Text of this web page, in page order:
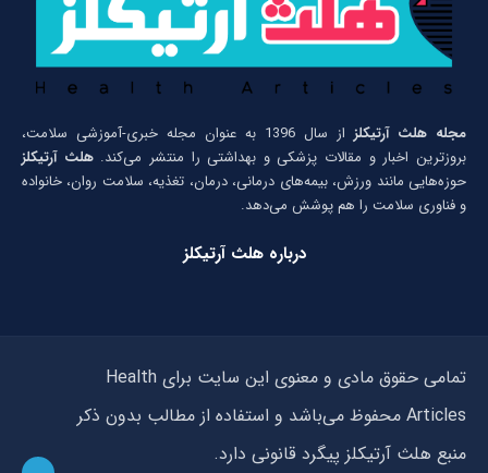
مجله هلث آرتیکلز
از سال 1396 به عنوان مجله خبری-آموزشی سلامت،
بروزترین اخبار و مقالات پزشکی و بهداشتی را منتشر می‌کند.هلث آرتیکلز
حوزه‌هایی مانند ورزش، بیمه‌های درمانی، درمان، تغذیه، سلامت روان، خانواده
و فناوری سلامت را هم پوشش می‌دهد.
درباره هلث آرتیکلز
تمامی حقوق مادی و معنوی این سایت برای Health
Articles محفوظ می‌باشد و استفاده از مطالب بدون ذکر
منبع هلث آرتیکلز پیگرد قانونی دارد.